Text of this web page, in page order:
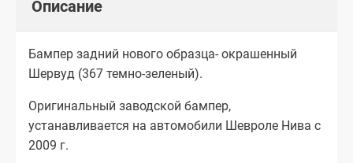
Описание
Бампер задний нового образца- окрашенный
Шервуд (367 темно-зеленый).
Оригинальный заводской бампер,
устанавливается на автомобили Шевроле Нива с
2009 г.